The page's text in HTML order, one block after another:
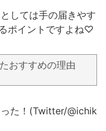
しては手の届きやす
ポイントですよね♡
おすすめの理由
った！(Twitter/@ichik